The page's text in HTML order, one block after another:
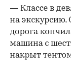
— Классе в
на экскурсию.
дорога
машина с
накрыт